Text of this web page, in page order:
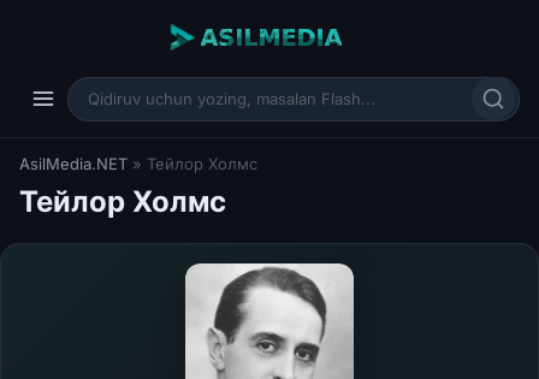
AsilMedia.NET » Тейлор Холмс
Тейлор Холмс